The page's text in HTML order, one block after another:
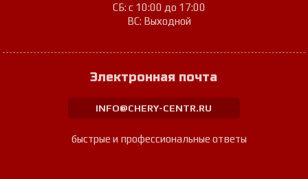
СБ: с 10:00 до 17:00
ВС: Выходной
Электронная почта
INFO@CHERY-CENTR.RU
быстрые и профессиональные ответы